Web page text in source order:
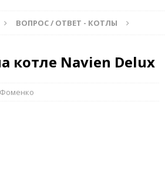
ВОПРОС / ОТВЕТ - КОТЛЫ
котле Navien Delux